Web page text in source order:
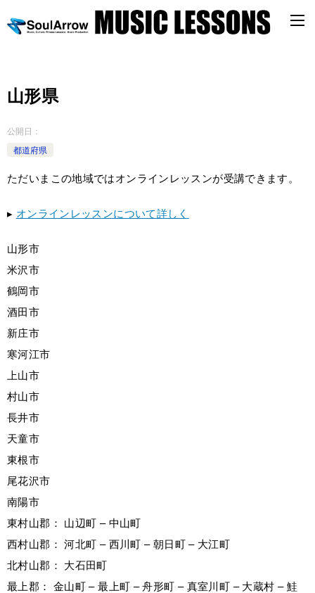
山形県
公開日：
都道府県
ただいまこの地域ではオンラインレッスンが受講できます。
▸ オンラインレッスンについて詳しく
山形市
米沢市
鶴岡市
酒田市
新庄市
寒河江市
上山市
村山市
長井市
天童市
東根市
尾花沢市
南陽市
東村山郡： 山辺町 – 中山町
西村山郡： 河北町 – 西川町 – 朝日町 – 大江町
北村山郡： 大石田町
最上郡： 金山町 – 最上町 – 舟形町 – 真室川町 – 大蔵村 – 鮭